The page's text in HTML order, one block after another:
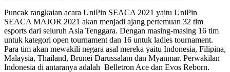
Puncak rangkaian acara UniPin SEACA 2021 yaitu UniPin
SEACA MAJOR 2021 akan menjadi ajang pertemuan 32 tim
esports dari seluruh Asia Tenggara. Dengan masing-masing 16 tim
untuk kategori open tournament dan 16 untuk ladies tournament.
Para tim akan mewakili negara asal mereka yaitu Indonesia, Filipina,
Malaysia, Thailand, Brunei Darussalam dan Myanmar. Perwakilan
Indonesia di antaranya adalah Belletron Ace dan Evos Reborn.